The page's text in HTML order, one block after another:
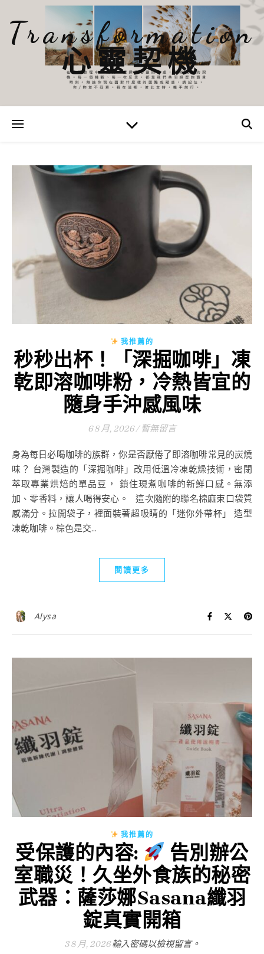
Transformation
心靈契機
我推薦的
秒秒出杯！「深掘咖啡」凍
乾即溶咖啡粉，冷熱皆宜的
隨身手沖感風味
6 8 月, 2026 / 暫無留言
身為每日必喝咖啡的族群，你是否厭倦了即溶咖啡常見的炭燒
味？ 台灣製造的「深掘咖啡」改用低溫冷凍乾燥技術，密閉
萃取專業烘焙的單品豆， 鎖住現煮咖啡的新鮮口感。無添
加、零香料，讓人喝得安心。 這次隨附的聯名棉麻束口袋質
感滿分。拉開袋子，裡面裝著超吸睛的「迷你外帶杯」 造型
凍乾咖啡。棕色是交...
閱讀更多
Alysa
我推薦的
受保護的內容:
告別辦公
室職災！久坐外食族的秘密
武器：薩莎娜Sasana纖羽
錠真實開箱
3 8 月, 2026 輸入密碼以檢視留言。